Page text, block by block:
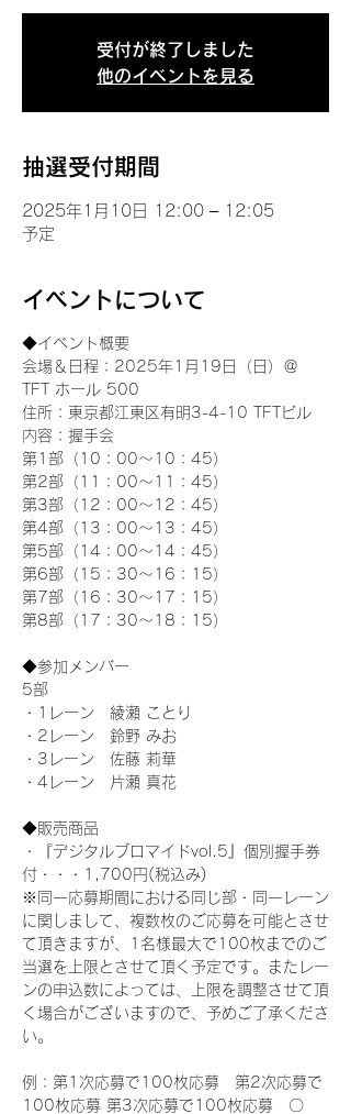
受付が終了しました
他のイベントを見る
抽選受付期間
2025年1月10日 12:00 – 12:05
予定
イベントについて
◆イベント概要
会場＆日程：2025年1月19日（日）＠
TFT ホール 500
住所：東京都江東区有明3-4-10 TFTビル
内容：握手会
第1部（10：00～10：45）
第2部（11：00～11：45）
第3部（12：00～12：45）
第4部（13：00～13：45）
第5部（14：00～14：45）
第6部（15：30～16：15）
第7部（16：30～17：15）
第8部（17：30～18：15）
◆参加メンバー
5部
・1レーン　綾瀬 ことり
・2レーン　鈴野 みお
・3レーン　佐藤 莉華
・4レーン　片瀬 真花
◆販売商品
・『デジタルブロマイドvol.5』個別握手券
付・・・1,700円(税込み)
※同一応募期間における同じ部・同一レーン
に関しまして、複数枚のご応募を可能とさせ
て頂きますが、1名様最大で100枚までのご
当選を上限とさせて頂く予定です。またレー
ンの申込数によっては、上限を調整させて頂
く場合がございますので、予めご了承くださ
い。
例：第1次応募で100枚応募　第2次応募で
100枚応募 第3次応募で100枚応募　〇